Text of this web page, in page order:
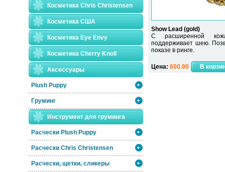
Косметика Chris Christensen
Косметика США
Косметика Eye Envy
Косметика Сherry Knoll
Аксессуары
Plush Puppy
Груминг
Инструмент для груминга
Расчески Plush Puppy
Расчески Сhris Christensen
Расчески, щетки, сликеры
Show Lead (gold)
С расширенной
поддерживает шею.
показе в ринге.
Цена: 600.00